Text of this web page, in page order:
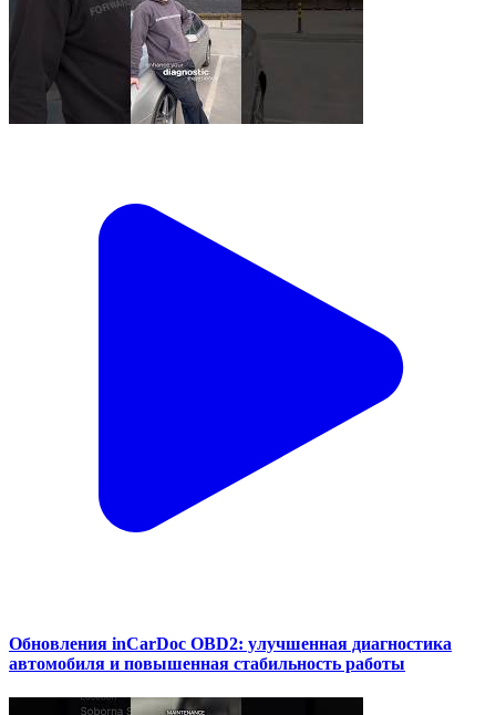
Обновления inCarDoc OBD2: улучшенная диагностика
автомобиля и повышенная стабильность работы